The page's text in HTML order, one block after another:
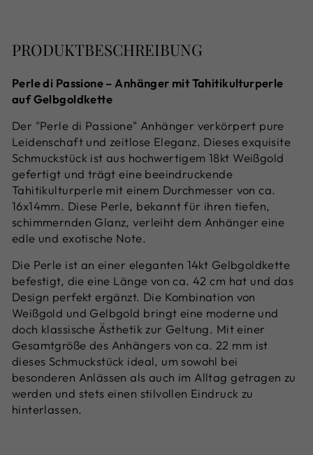
PRODUKTBESCHREIBUNG
Perle di Passione – Anhänger mit Tahitikulturperle
auf Gelbgoldkette
Der "Perle di Passione" Anhänger verkörpert pure
Leidenschaft und zeitlose Eleganz. Dieses exquisite
Schmuckstück ist aus hochwertigem 18kt Weißgold
gefertigt und trägt eine beeindruckende
Tahitikulturperle mit einem Durchmesser von ca.
16x14mm. Diese Perle, bekannt für ihren tiefen,
schimmernden Glanz, verleiht dem Anhänger eine
edle und exotische Note.
Die Perle ist an einer eleganten 14kt Gelbgoldkette
befestigt, die eine Länge von ca. 42 cm hat und das
Design perfekt ergänzt. Die Kombination von
Weißgold und Gelbgold bringt eine moderne und
doch klassische Ästhetik zur Geltung. Mit einer
Gesamtgröße des Anhängers von ca. 22 mm ist
dieses Schmuckstück ideal, um sowohl bei
besonderen Anlässen als auch im Alltag getragen zu
werden und stets einen stilvollen Eindruck zu
hinterlassen.